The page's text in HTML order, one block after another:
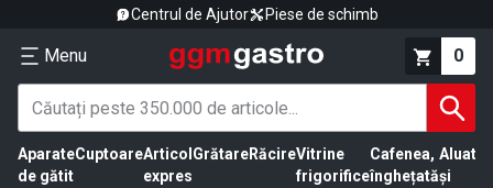
Centrul de Ajutor Piese de schimb
Menu 0
Aparate
de gătit
CuptoareArticol
expres
GrătareRăcireVitrine
frigorifice
Cafenea,
înghețată
Aluat
și